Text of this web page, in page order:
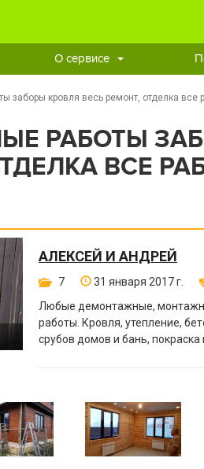
О сервисе
заборы кровля весь ремонт, отделка все
РАБОТЫ
ВСЕ
АЛЕКСЕЙ И АНДРЕЙ
7 31 января 2017 г.
Любые демонтажные,
работы. Кровля, утепление,
срубов домов и бань,